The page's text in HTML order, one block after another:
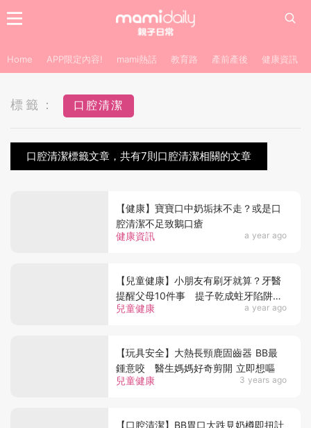
Home APP限定內容! mami熱話 教育路 產前產後 健康資訊
標籤： 口腔清潔
口腔清潔標籤文章，共有7則口腔清潔相關的文章
健康資訊 a year ago
【健康】寶寶口中奶垢抹不走？或是口
腔清潔不足致鵝口瘡
兒童健康 a year ago
【兒童健康】小朋友有刷牙就算？牙醫
提醒父母10件事 提子乾成蛀牙陷阱？
刷完牙不能馬上漱口？
兒童健康 3 years ago
【玩具安全】大熱長頸鹿固齒器 BB最
鍾意咬 醫生媽媽好奇剪開 立即想嘔
【口腔清潔】BB胃口大跌見奶樽即扭計